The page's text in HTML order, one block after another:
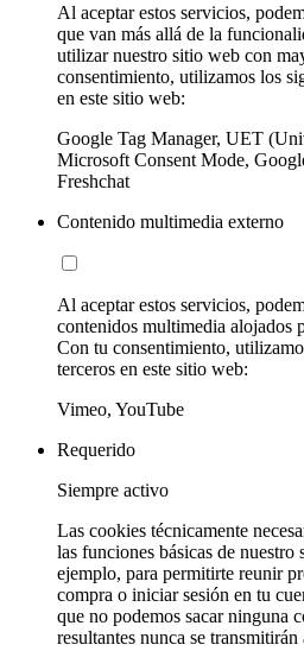
Al aceptar estos servicios,
que van más allá de la
utilizar nuestro sitio web con
consentimiento, utilizamos los
en este sitio web:
Google Tag Manager, UET
Microsoft Consent Mode,
Freshchat
Contenido multimedia externo
Al aceptar estos servicios,
contenidos multimedia alojados
Con tu consentimiento,
terceros en este sitio web:
Vimeo, YouTube
Requerido
Siempre activo
Las cookies técnicamente
las funciones básicas de
ejemplo, para permitirte reunir
compra o iniciar sesión en tu
que no podemos sacar ninguna
resultantes nunca se transmitirán